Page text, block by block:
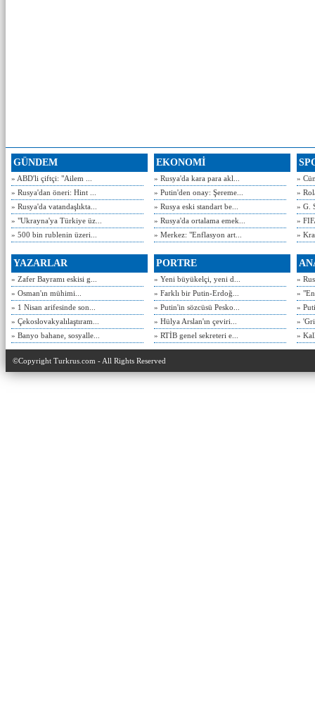
GÜNDEM
» ABD'li çiftçi: "Ailem ...
» Rusya'dan öneri: Hint ...
» Rusya'da vatandaşlıkta...
» "Ukrayna'ya Türkiye üz...
» 500 bin rublenin üzeri...
EKONOMİ
» Rusya'da kara para akl...
» Putin'den onay: Şereme...
» Rusya eski standart be...
» Rusya'da ortalama emek...
» Merkez: "Enflasyon art...
»
»
» G.
»
»
YAZARLAR
» Zafer Bayramı eskisi g...
» Osman'ın mühimi...
» 1 Nisan arifesinde son...
» Çekoslovakyalılaştıram...
» Banyo bahane, sosyalle...
PORTRE
» Yeni büyükelçi, yeni d...
» Farklı bir Putin-Erdoğ...
» Putin'in sözcüsü Pesko...
» Hülya Arslan'ın çeviri...
» RTİB genel sekreteri e...
»
»
»
»
»
©Copyright Turkrus.com - All Rights Reserved